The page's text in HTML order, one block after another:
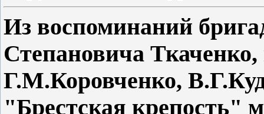
Из воспоминаний
Степановича Ткаченко,
Г.М.Коровченко,
"Брестская